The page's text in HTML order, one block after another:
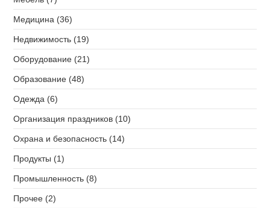
Медицина (36)
Недвижимость (19)
Оборудование (21)
Образование (48)
Одежда (6)
Организация праздников (10)
Охрана и безопасность (14)
Продукты (1)
Промышленность (8)
Прочее (2)